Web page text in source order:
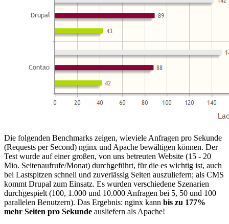
Die folgenden Benchmarks zeigen, wieviele Anfragen pro Sekunde
(Requests per Second) nginx und Apache bewältigen können. Der
Test wurde auf einer großen, von uns betreuten Website (15 - 20
Mio. Seitenaufrufe/Monat) durchgeführt, für die es wichtig ist, auch
bei Lastspitzen schnell und zuverlässig Seiten auszuliefern; als CMS
kommt Drupal zum Einsatz. Es wurden verschiedene Szenarien
durchgespielt (100, 1.000 und 10.000 Anfragen bei 5, 50 und 100
parallelen Benutzern). Das Ergebnis: nginx kann bis zu 177%
mehr Seiten pro Sekunde ausliefern als Apache!